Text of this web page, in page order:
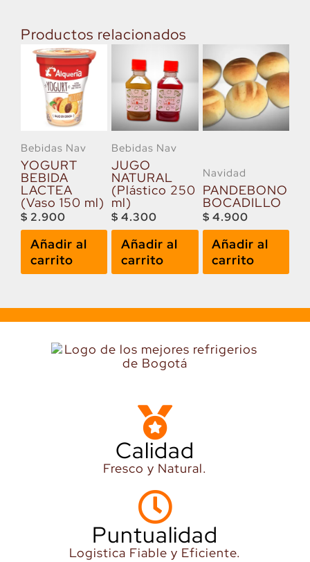
cantidad
Productos relacionados
Bebidas Nav
YOGURT
BEBIDA
LACTEA
(Vaso 150 ml)
$ 2.900
Añadir al
carrito
Bebidas Nav
JUGO
NATURAL
(Plástico 250
ml)
$ 4.300
Añadir al
carrito
Navidad
PANDEBONO
BOCADILLO
$ 4.900
Añadir al
carrito
Calidad
Fresco y Natural.
Puntualidad
Logistica Fiable y Eficiente.